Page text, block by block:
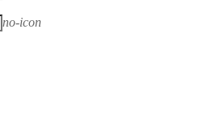
no-icon